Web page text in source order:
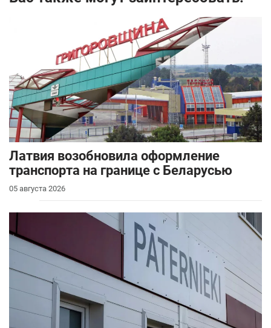
Латвия возобновила оформление
транспорта на границе с Беларусью
05 августа 2026